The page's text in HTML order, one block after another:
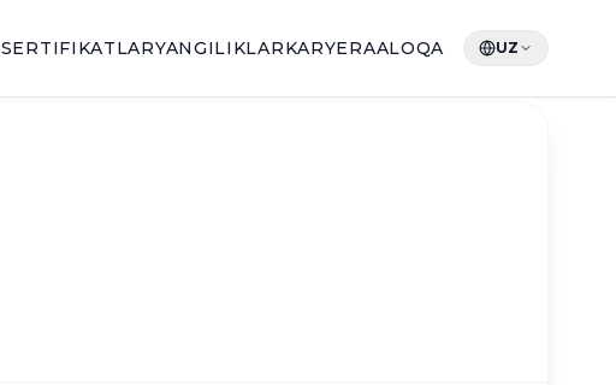
SERTIFIKATLARYANGILIKLARKARYERAALOQA UZ